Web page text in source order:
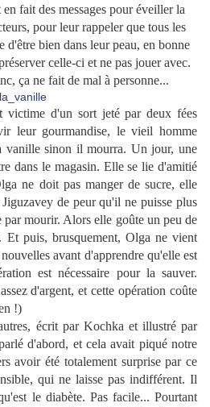
fait des messages pour éveiller la
pour leur rappeler que tous les
d'être bien dans leur peau, en bonne
celle-ci et ne pas jouer avec.
ça ne fait de mal à personne...
victime d'un sort jeté par deux fées
leur gourmandise, le vieil homme
vanille sinon il mourra. Un jour, une
dans le magasin. Elle se lie d'amitié
ne doit pas manger de sucre, elle
de peur qu'il ne puisse plus
par mourir. Alors elle goûte un peu de
Et puis, brusquement, Olga ne vient
avant d'apprendre qu'elle est
est nécessaire pour la sauver.
d'argent, et cette opération coûte
!)
écrit par Kochka et illustré par
d'abord, et cela avait piqué notre
avoir été totalement surprise par ce
qui ne laisse pas indifférent. Il
le diabète. Pas facile... Pourtant